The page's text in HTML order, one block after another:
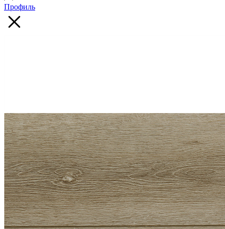
Профиль